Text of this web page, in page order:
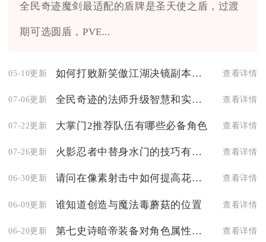
全民奇迹魔剑最适配的盾牌是圣天使之盾，过渡
期可选圆盾，PVE...
05-10更新 如何打败新笑傲江湖决镜副本的boss 查看详情
07-06更新 全民奇迹的法师升级智慧和实力哪个更为重要 查看详情
07-22更新 大掌门2推荐队伍有哪些必备角色 查看详情
07-26更新 火影忍者中替身水门的技巧有哪些 查看详情
06-30更新 请问在像素射击中如何提高花纹的可视效果 查看详情
06-09更新 谁知道创造与魔法毒蘑菇的位置 查看详情
06-20更新 第七史诗暗帝装备对角色属性影响大吗 查看详情